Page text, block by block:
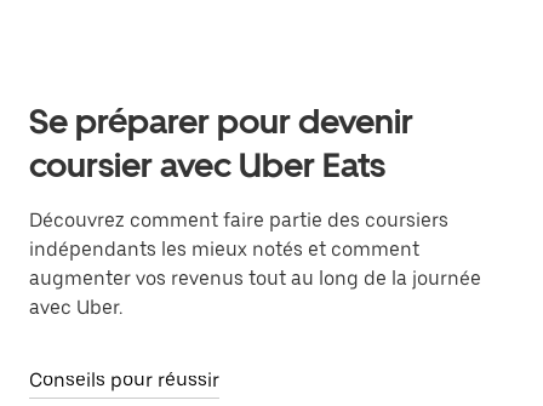
Se préparer pour devenir
coursier avec Uber Eats
Découvrez comment faire partie des coursiers
indépendants les mieux notés et comment
augmenter vos revenus tout au long de la journée
avec Uber.
Conseils pour réussir